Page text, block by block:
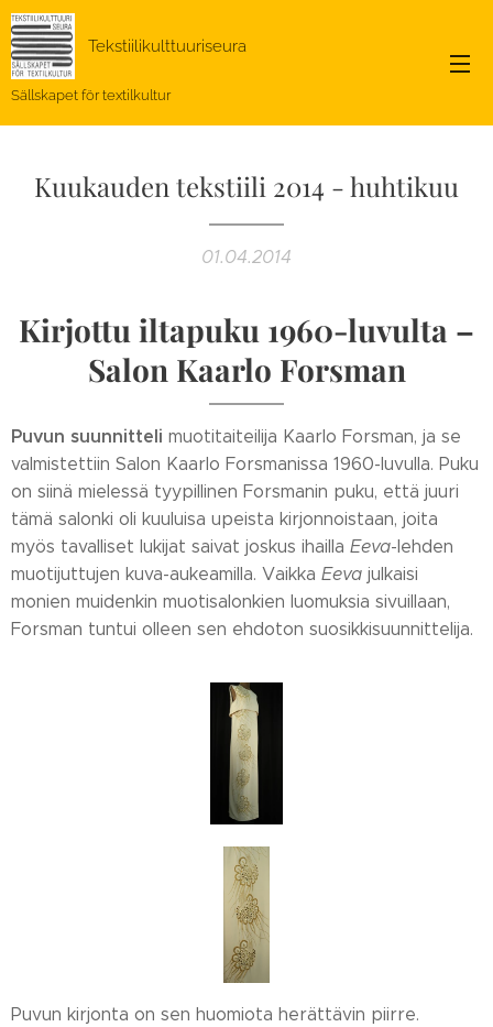
Tekstiilikulttuuriseura
Sällskapet för textilkultur
Kuukauden tekstiili 2014 - huhtikuu
01.04.2014
Kirjottu iltapuku 1960-luvulta –
Salon Kaarlo Forsman
Puvun suunnitteli muotitaiteilija Kaarlo Forsman, ja se
valmistettiin Salon Kaarlo Forsmanissa 1960-luvulla. Puku
on siinä mielessä tyypillinen Forsmanin puku, että juuri
tämä salonki oli kuuluisa upeista kirjonnoistaan, joita
myös tavalliset lukijat saivat joskus ihailla Eeva-lehden
muotijuttujen kuva-aukeamilla. Vaikka Eeva julkaisi
monien muidenkin muotisalonkien luomuksia sivuillaan,
Forsman tuntui olleen sen ehdoton suosikkisuunnittelija.
Puvun kirjonta on sen huomiota herättävin piirre.